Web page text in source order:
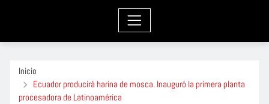
Inicio
Ecuador producirá harina de mosca. Inauguró la primera planta
procesadora de Latinoamérica